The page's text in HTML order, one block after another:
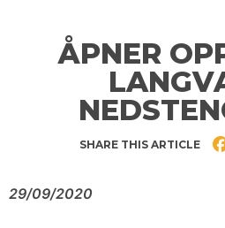
ÅPNER
SHARE THIS ARTICLE
29/09/2020